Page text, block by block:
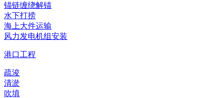
锚链缠绕解锚
水下打捞
海上大件运输
风力发电机组安装
港口工程
疏浚
清淤
吹填